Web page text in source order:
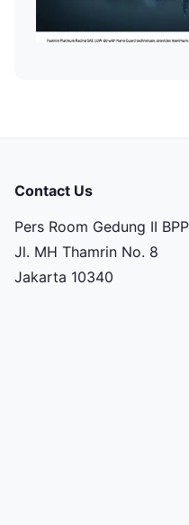
Contact Us
Pers Room Gedung II
Jl. MH Thamrin No. 8
Jakarta 10340